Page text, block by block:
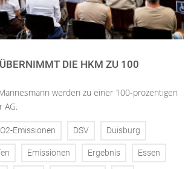
DIE HKM ZU 100
werden zu einer 100-prozentigen
AG.
Emissionen DSV Duisburg
Emissionen Ergebnis Essen